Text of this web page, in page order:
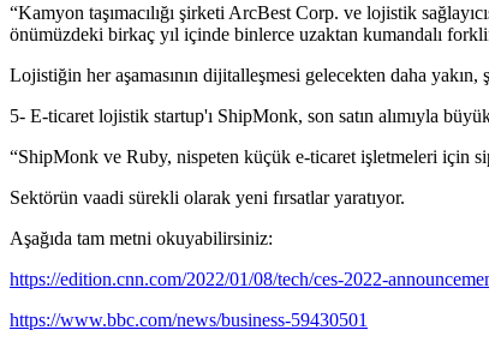
“Kamyon taşımacılığı şirketi ArcBest Corp. ve lojistik
önümüzdeki birkaç yıl içinde binlerce uzaktan kumandalı
Lojistiğin her aşamasının dijitalleşmesi gelecekten daha yakın,
5- E-ticaret lojistik startup'ı ShipMonk, son satın alımıyla
“ShipMonk ve Ruby, nispeten küçük e-ticaret işletmeleri için
Sektörün vaadi sürekli olarak yeni fırsatlar yaratıyor.
Aşağıda tam metni okuyabilirsiniz:
https://edition.cnn.com/2022/01/08/tech/ces-2022-
https://www.bbc.com/news/business-59430501